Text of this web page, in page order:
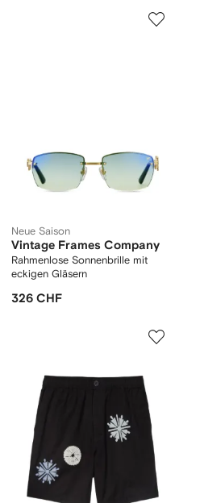
Neue Saison
Vintage Frames Company
Rahmenlose Sonnenbrille mit
eckigen Gläsern
326 CHF